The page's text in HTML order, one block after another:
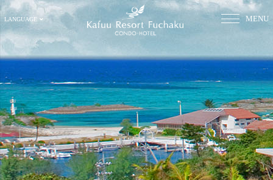
MENU
LANGUAGE